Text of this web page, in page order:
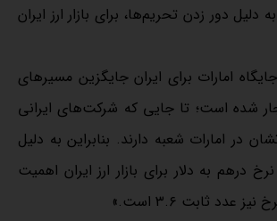
دلیل دور زدن تحریم‌ها، برای بازار ارز ایران
امارات برای ایران جایگزین مسیرهای
شده است؛ تا جایی که شرکت‌های ایرانی
در امارات شعبه دارند. بنابراین به دلیل
درهم به دلار برای بازار ارز ایران اهمیت
عدد ثابت ۳.۶ است.»